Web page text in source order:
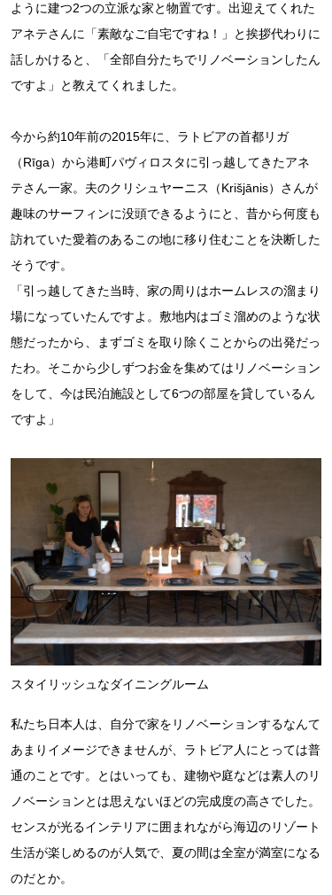
ように建つ2つの立派な家と物置です。出迎えてくれた
アネテさんに「素敵なご自宅ですね！」と挨拶代わりに
話しかけると、「全部自分たちでリノベーションしたん
ですよ」と教えてくれました。
今から約10年前の2015年に、ラトビアの首都リガ
（Rīga）から港町パヴィロスタに引っ越してきたアネ
テさん一家。夫のクリシュヤーニス（Krišjānis）さんが
趣味のサーフィンに没頭できるようにと、昔から何度も
訪れていた愛着のあるこの地に移り住むことを決断した
そうです。
「引っ越してきた当時、家の周りはホームレスの溜まり
場になっていたんですよ。敷地内はゴミ溜めのような状
態だったから、まずゴミを取り除くことからの出発だっ
たわ。そこから少しずつお金を集めてはリノベーション
をして、今は民泊施設として6つの部屋を貸しているん
ですよ」
スタイリッシュなダイニングルーム
私たち日本人は、自分で家をリノベーションするなんて
あまりイメージできませんが、ラトビア人にとっては普
通のことです。とはいっても、建物や庭などは素人のリ
ノベーションとは思えないほどの完成度の高さでした。
センスが光るインテリアに囲まれながら海辺のリゾート
生活が楽しめるのが人気で、夏の間は全室が満室になる
のだとか。